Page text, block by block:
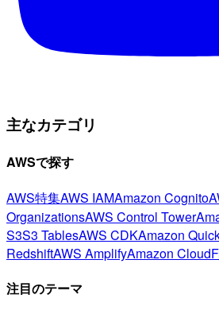
主なカテゴリ
AWSで探す
AWS特集AWS IAMAmazon Cognito
OrganizationsAWS Control Tower
S3S3 TablesAWS CDKAmazon
RedshiftAWS AmplifyAmazon
注目のテーマ